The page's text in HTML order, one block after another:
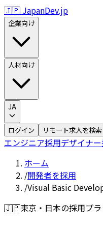
🇯🇵 JapanDev.jp
企業向け
人材向け
JA
ログイン リモート求人を検索
エンジニア採用デザイナ
ホーム
/開発者を採用
/Visual Basic
🇯🇵東京・日本の採用プ